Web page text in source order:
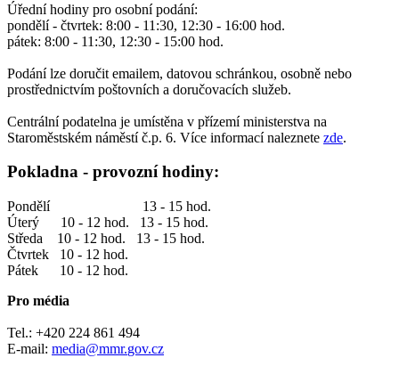
Úřední hodiny pro osobní podání:
​pondělí - čtvrtek: 8:00 - 11:30, 12:30 - 16:00 hod.
pátek: 8:00 - 11:30, 12:30 - 15:00 hod.
Podání lze doručit emailem, datovou schránkou, osobně nebo
prostřednictvím poštovních a doručovacích služeb.
Centrální podatelna je umístěna v přízemí ministerstva na
Staroměstském náměstí č.p. 6. Více informací naleznete zde.
Pokladna - provozní hodiny:
Pondělí 13 - 15 hod.
Úterý 10 - 12 hod. 13 - 15 hod.
Středa 10 - 12 hod. 13 - 15 hod.
Čtvrtek 10 - 12 hod.
Pátek 10 - 12 hod.
Pro média
Tel.: +420 224 861 494
E-mail: media@mmr.gov.cz